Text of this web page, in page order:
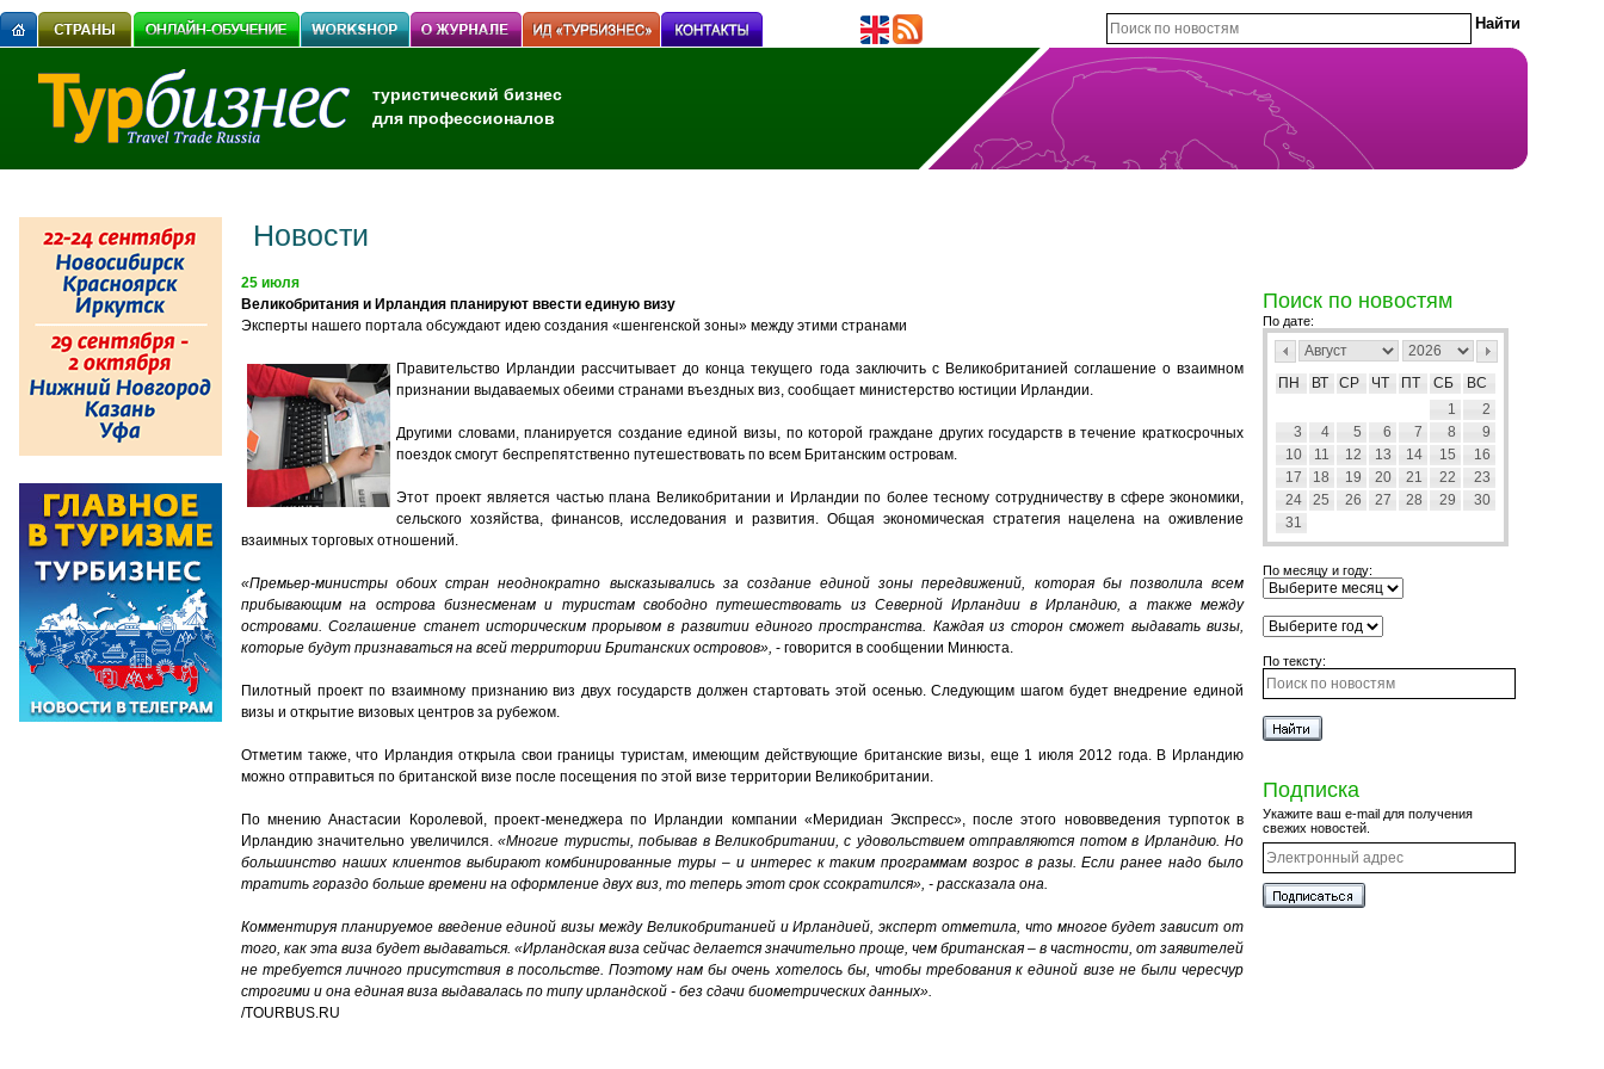
туристический бизнес
для профессионалов
Новости
25 июля
Великобритания и Ирландия планируют ввести единую визу
Эксперты нашего портала обсуждают идею создания «шенгенской зоны» между этими странами
Правительство Ирландии рассчитывает до конца текущего года заключить с Великобританией соглашение о взаимном
признании выдаваемых обеими странами въездных виз, сообщает министерство юстиции Ирландии.
Другими словами, планируется создание единой визы, по которой граждане других государств в течение краткосрочных
поездок смогут беспрепятственно путешествовать по всем Британским островам.
Этот проект является частью плана Великобритании и Ирландии по более тесному сотрудничеству в сфере экономики,
сельского хозяйства, финансов, исследования и развития. Общая экономическая стратегия нацелена на оживление
взаимных торговых отношений.
«Премьер-министры обоих стран неоднократно высказывались за создание единой зоны передвижений, которая бы позволила всем
прибывающим на острова бизнесменам и туристам свободно путешествовать из Северной Ирландии в Ирландию, а также между
островами. Соглашение станет историческим прорывом в развитии единого пространства. Каждая из сторон сможет выдавать визы,
которые будут признаваться на всей территории Британских островов», - говорится в сообщении Минюста.
Пилотный проект по взаимному признанию виз двух государств должен стартовать этой осенью. Следующим шагом будет внедрение единой
визы и открытие визовых центров за рубежом.
Отметим также, что Ирландия открыла свои границы туристам, имеющим действующие британские визы, еще 1 июля 2012 года. В Ирландию
можно отправиться по британской визе после посещения по этой визе территории Великобритании.
По мнению Анастасии Королевой, проект-менеджера по Ирландии компании «Меридиан Экспресс», после этого нововведения турпоток в
Ирландию значительно увеличился.«Многие туристы, побывав в Великобритании, с удовольствием отправляются потом в Ирландию. Но
большинство наших клиентов выбирают комбинированные туры – и интерес к таким программам возрос в разы. Если ранее надо было
тратить гораздо больше времени на оформление двух виз, то теперь этот срок ссократился», - рассказала она.
Комментируя планируемое введение единой визы между Великобританией и Ирландией, эксперт отметила, что многое будет зависит от
того, как эта виза будет выдаваться. «Ирландская виза сейчас делается значительно проще, чем британская – в частности, от заявителей
не требуется личного присутствия в посольстве. Поэтому нам бы очень хотелось бы, чтобы требования к единой визе не были чересчур
строгими и она единая виза выдавалась по типу ирландской - без сдачи биометрических данных».
/TOURBUS.RU
Поиск по новостям
По дате:
ПН ВТ СР ЧТ ПТ СБ
ВС
1
2
3
4 5 6 7 8
9
10
11 12 13 14 15
16
17
18 19 20 21 22
23
24
25 26 27 28 29
30
31
По месяцу и году:
По тексту:
Подписка
Укажите ваш e-mail для получения
свежих новостей.